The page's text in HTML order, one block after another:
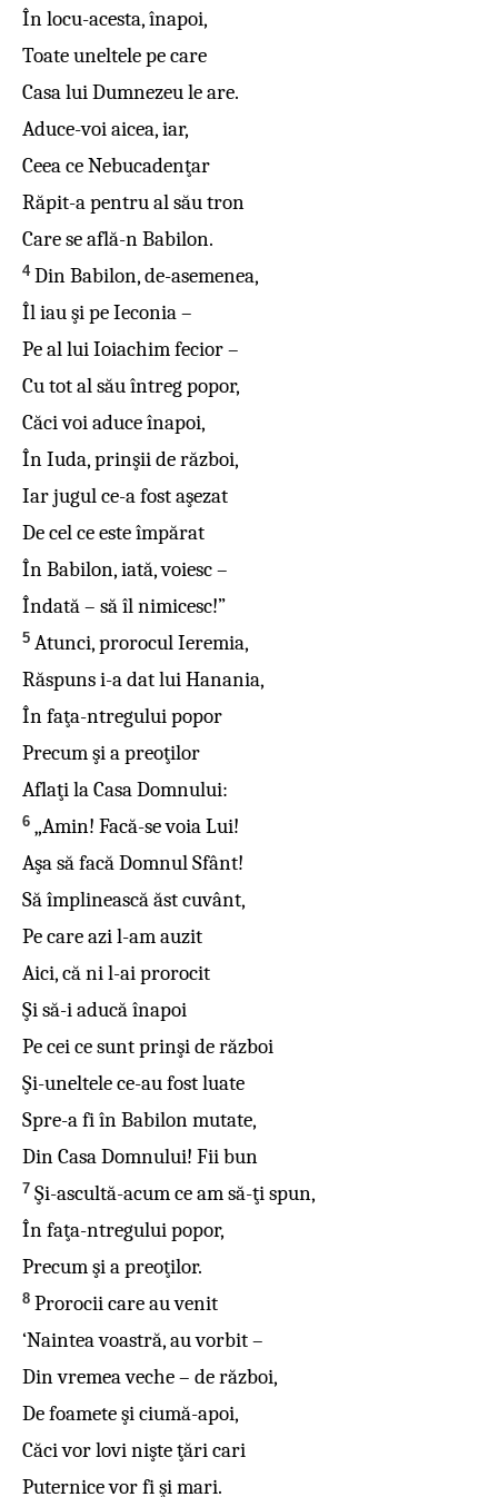
În locu-acesta, înapoi,
Toate uneltele pe care
Casa lui Dumnezeu le are.
Aduce-voi aicea, iar,
Ceea ce Nebucadenţar
Răpit-a pentru al său tron
Care se află-n Babilon.
4 Din Babilon, de-asemenea,
Îl iau şi pe Ieconia –
Pe al lui Ioiachim fecior –
Cu tot al său întreg popor,
Căci voi aduce înapoi,
În Iuda, prinşii de război,
Iar jugul ce-a fost aşezat
De cel ce este împărat
În Babilon, iată, voiesc –
Îndată – să îl nimicesc!”
5 Atunci, prorocul Ieremia,
Răspuns i-a dat lui Hanania,
În faţa-ntregului popor
Precum şi a preoţilor
Aflaţi la Casa Domnului:
6 „Amin! Facă-se voia Lui!
Aşa să facă Domnul Sfânt!
Să împlinească ăst cuvânt,
Pe care azi l-am auzit
Aici, că ni l-ai prorocit
Şi să-i aducă înapoi
Pe cei ce sunt prinşi de război
Şi-uneltele ce-au fost luate
Spre-a fi în Babilon mutate,
Din Casa Domnului! Fii bun
7 Şi-ascultă-acum ce am să-ţi spun,
În faţa-ntregului popor,
Precum şi a preoţilor.
8 Prorocii care au venit
‘Naintea voastră, au vorbit –
Din vremea veche – de război,
De foamete şi ciumă-apoi,
Căci vor lovi nişte ţări cari
Puternice vor fi şi mari.